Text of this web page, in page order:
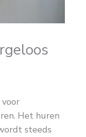
Het huren
steeds